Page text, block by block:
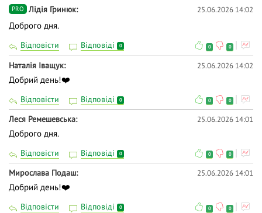
PRO Лідія Гринюк 25.06.2026 14:02
Доброго дня.
Відповісти Відповіді 0 0 0
Наталія Іващук 25.06.2026 14:02
Добрий день!❤️
Відповісти Відповіді 0 0 0
Леся Ремешевська 25.06.2026 14:01
Доброго дня.
Відповісти Відповіді 0 0 0
Мирослава Подаш 25.06.2026 14:01
Добрий день!❤️
Відповісти Відповіді 0 0 0